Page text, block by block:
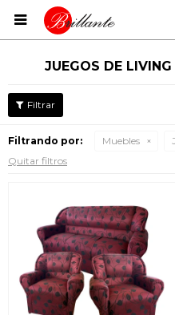

JUEGOS DE
Filtrando por: Muebles
Quitar filtros